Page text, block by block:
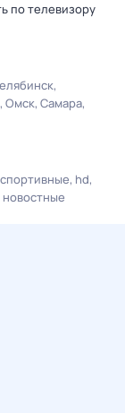
по телевизору
Омск Самара
спортивные hd
новостные